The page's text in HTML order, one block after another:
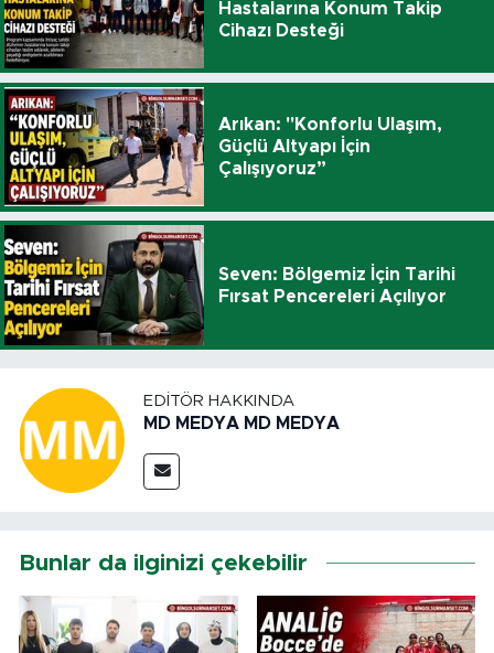
Hastalarına Konum Takip
Cihazı Desteği
Arıkan: "Konforlu Ulaşım,
Güçlü Altyapı İçin
Çalışıyoruz”
Seven: Bölgemiz İçin Tarihi
Fırsat Pencereleri Açılıyor
EDITÖR HAKKINDA
MD MEDYA MD MEDYA
Bunlar da ilginizi çekebilir